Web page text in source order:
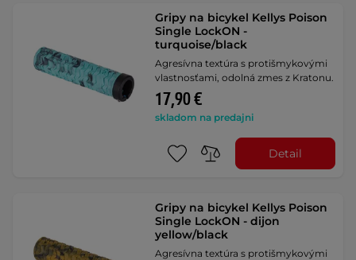
Gripy na bicykel Kellys Poison
Single LockON -
turquoise/black
Agresívna textúra s protišmykovými
vlastnosťami, odolná zmes z Kratonu.
17,90 €
skladom na predajni
Detail
Gripy na bicykel Kellys Poison
Single LockON - dijon
yellow/black
Agresívna textúra s protišmykovými